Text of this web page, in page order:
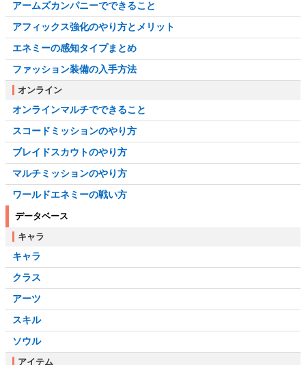
アームズカンパニーでできること
アフィックス強化のやり方とメリット
エネミーの感知タイプまとめ
ファッション装備の入手方法
オンライン
オンラインマルチでできること
スコードミッションのやり方
ブレイドスカウトのやり方
マルチミッションのやり方
ワールドエネミーの戦い方
データベース
キャラ
キャラ
クラス
アーツ
スキル
ソウル
アイテム